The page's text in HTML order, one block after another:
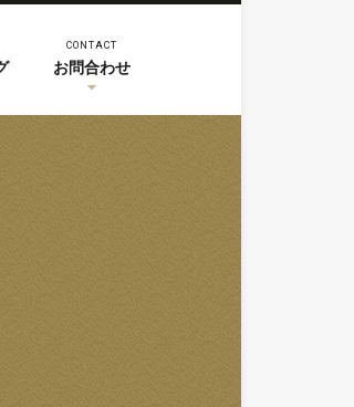
CONTACT
お問合わせ